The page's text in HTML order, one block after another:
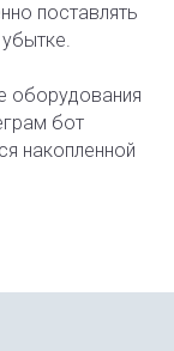
поставлять
оборудования
бот
накопленной